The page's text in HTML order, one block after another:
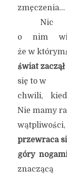
zmęczenia…
Nic
o nim
że w
świat
się to w
chwili,
Nie mamy
przewraca
góry
znaczącą